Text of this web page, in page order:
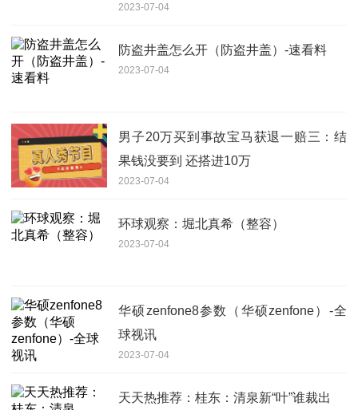
2023-07-04
防盗井盖怎么开（防盗井盖）-速看料
2023-07-04
男子20万买到事故宝马获退一赔三：结
果钱没要到 还搭进10万
2023-07-04
环球观察：堀北真希（整容）
2023-07-04
华硕zenfone8参数（华硕zenfone）-全
球视讯
2023-07-04
天天热推荐：桂东：清泉新“叶”谁裁出